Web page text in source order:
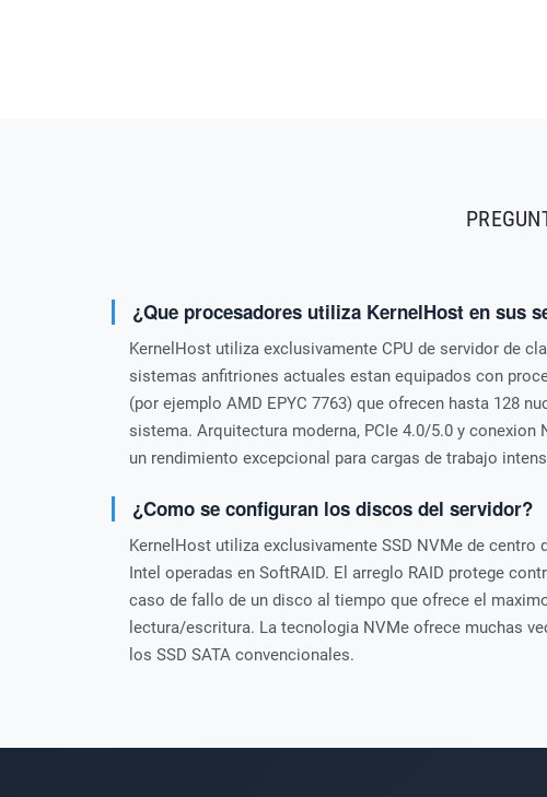
¿Que procesadores utiliza KernelHost en sus
KernelHost utiliza exclusivamente CPU de servidor de
sistemas anfitriones actuales estan equipados con
(por ejemplo AMD EPYC 7763) que ofrecen hasta 128
sistema. Arquitectura moderna, PCIe 4.0/5.0 y conexion
un rendimiento excepcional para cargas de trabajo
¿Como se configuran los discos del servidor?
KernelHost utiliza exclusivamente SSD NVMe de centro
Intel operadas en SoftRAID. El arreglo RAID protege
caso de fallo de un disco al tiempo que ofrece el
lectura/escritura. La tecnologia NVMe ofrece muchas
los SSD SATA convencionales.